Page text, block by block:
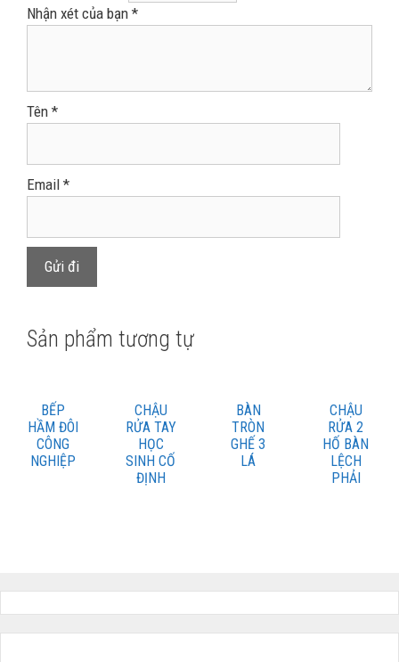
Nhận xét của bạn *
Tên *
Email *
Sản phẩm tương tự
BẾP
HẦM ĐÔI
CÔNG
NGHIỆP
CHẬU
RỬA TAY
HỌC
SINH CỐ
ĐỊNH
BÀN
TRÒN
GHẾ 3
LÁ
CHẬU
RỬA 2
HỐ BÀN
LỆCH
PHẢI